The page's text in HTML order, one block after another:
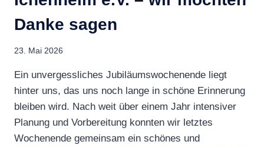
Danke sagen
23. Mai 2026
Ein unvergessliches Jubiläumswochenende liegt
hinter uns, das uns noch lange in schöne Erinnerung
bleiben wird. Nach weit über einem Jahr intensiver
Planung und Vorbereitung konnten wir letztes
Wochenende gemeinsam ein schönes und